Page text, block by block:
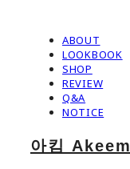
ABOUT
LOOKBOOK
SHOP
REVIEW
Q&A
NOTICE
아킴 Akeem